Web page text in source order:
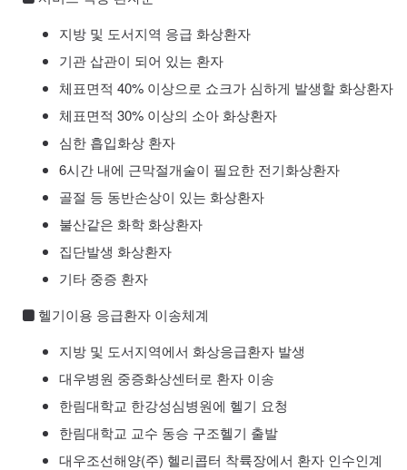
지방 및 도서지역 응급 화상환자
기관 삽관이 되어 있는 환자
체표면적 40% 이상으로 쇼크가 심하게 발생할 화상환자
체표면적 30% 이상의 소아 화상환자
심한 흡입화상 환자
6시간 내에 근막절개술이 필요한 전기화상환자
골절 등 동반손상이 있는 화상환자
불산같은 화학 화상환자
집단발생 화상환자
기타 중증 환자
헬기이용 응급환자 이송체계
지방 및 도서지역에서 화상응급환자 발생
대우병원 중증화상센터로 환자 이송
한림대학교 한강성심병원에 헬기 요청
한림대학교 교수 동승 구조헬기 출발
대우조선해양(주) 헬리콥터 착륙장에서 환자 인수인계